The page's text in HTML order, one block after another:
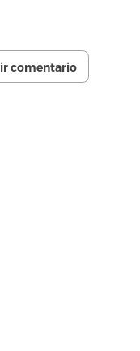
comentario